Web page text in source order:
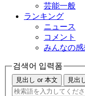
芸能一般
ランキング
ニュース
コメント
みんなの感
검색어 입력폼
見出し or 本文 見出